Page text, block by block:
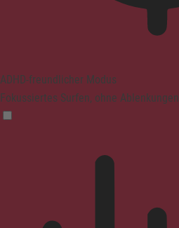
ADHD-freundlicher Modus
Fokussiertes Surfen, ohne Ablenkungen